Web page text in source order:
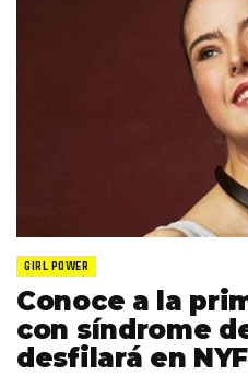
GIRL POWER
Conoce a la
con síndrome
desfilará en